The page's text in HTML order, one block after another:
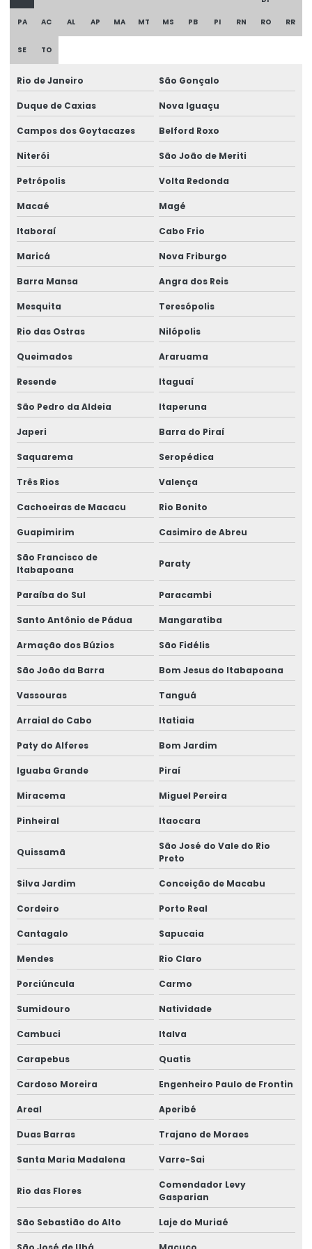
Discos de freios ponte rolante multimarcas
Distribuidor autorizado swf krantechnik brasil
Empresa de ponte rolante
Empresa de talha elétrica
Empresas de barramento blindado
Empresas de manutenção em ponte rolante
Equipamento Para Elevação De Cargas Até 250 Toneladas
Equipamentos swf krantechnik brasil
Especialista Em Manutenção De Cargas
Esteira porta cabo para ponte rolante
Fabricação de caminho de rolamento
Fornecedores de cabo de aço
Fornecedores de talha elétrica
Gancho para ponte rolante
Importadora de equipamento swf
Importadora de peças ponte rolante multimarcas
Inspeção De Pontes Rolantes Conforme Abnt
Instalação de barramento blindado
Instalação de nr 12 em pontes rolantes
Inversor de frequência para ponte rolante
Laudo de ponte rolante
Limitador de carga para ponte rolante
Manutenção Corretiva De Pontes Rolantes
Manutenção corretiva de ponte rolante em am
Manutenção corretiva de ponte rolante em sc
Manutenção corretiva em pontes rolantes
Manutenção corretiva em talhas
Manutenção De Pontes Rolantes
Manutenção ponte rolante
Manutenção ponte rolante rio de janeiro
Manutenção ponte rolante santa catarina
Manutenção ponte rolante swf
Manutenção preventiva de ponte rolante em am
Manutenção preventiva ponte rolante araquari
Manutenção preventiva ponte rolante caxias do sul
Manutenção preventiva ponte rolante itajaí
Manutenção preventiva ponte rolante jaraguá do sul
Manutenção preventiva ponte rolante joinville
Manutenção preventiva de ponte rolante em mg
Manutenção preventiva de ponte rolante em pr
PA AC AL AP MA MT MS PB PI RN RO RR
SE TO
Rio de Janeiro São Gonçalo
Duque de Caxias Nova Iguaçu
Campos dos Goytacazes Belford Roxo
Niterói São João de Meriti
Petrópolis Volta Redonda
Macaé Magé
Itaboraí Cabo Frio
Maricá Nova Friburgo
Barra Mansa Angra dos Reis
Mesquita Teresópolis
Rio das Ostras Nilópolis
Queimados Araruama
Resende Itaguaí
São Pedro da Aldeia Itaperuna
Japeri Barra do Piraí
Saquarema Seropédica
Três Rios Valença
Cachoeiras de Macacu Rio Bonito
Guapimirim Casimiro de Abreu
São Francisco de
Itabapoana
Paraty
Paraíba do Sul Paracambi
Santo Antônio de Pádua Mangaratiba
Armação dos Búzios São Fidélis
São João da Barra Bom Jesus do Itabapoana
Vassouras Tanguá
Arraial do Cabo Itatiaia
Paty do Alferes Bom Jardim
Iguaba Grande Piraí
Miracema Miguel Pereira
Pinheiral Itaocara
Quissamã
São José do Vale do Rio
Preto
Silva Jardim Conceição de Macabu
Cordeiro Porto Real
Cantagalo Sapucaia
Mendes Rio Claro
Porciúncula Carmo
Sumidouro Natividade
Cambuci Italva
Carapebus Quatis
Cardoso Moreira Engenheiro Paulo de Frontin
Areal Aperibé
Duas Barras Trajano de Moraes
Santa Maria Madalena Varre-Sai
Rio das Flores
Comendador Levy
Gasparian
São Sebastião do Alto Laje do Muriaé